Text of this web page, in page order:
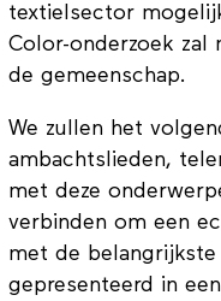
met als doel vragen
textielsector
Color-onderzoek zal
We zullen het
ambachtslieden,
met deze
verbinden om een
met de belangrijkste